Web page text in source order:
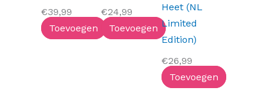
€39,99
Toevoegen
€24,99
Toevoegen
Heet (NL
Limited
Edition)
€26,99
Toevoegen